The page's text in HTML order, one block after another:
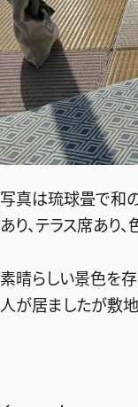
写真は琉球畳で和
あり、テラス席あり
素晴らしい景色を
人が居ましたが敷地